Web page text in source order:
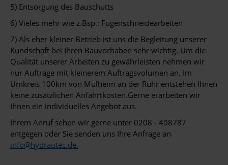
5) Entsorgung des Bauschutts
6) Vieles mehr wie z.Bsp.: Fugenschneidearbeiten
7) Als eher kleiner Betrieb ist uns die Begleitung unserer
Kundschaft bei Ihren Bauvorhaben sehr wichtig. Um die
Qualität unserer Arbeiten zu gewährleisten nehmen wir
nur Aufträge mit kleinerem Auftragsvolumen an. Im
Umkreis 100km von Mülheim an der Ruhr entstehen Ihnen
keine zusätzlichen Anfahrtkosten.Gerne erarbeiten wir
Ihnen ein individuelles Angebot aus.
Ihrem Anruf sehen wir gerne unter 0208 - 408787
entgegen oder Sie senden uns Ihre Anfrage an
info@hydrautec.de.